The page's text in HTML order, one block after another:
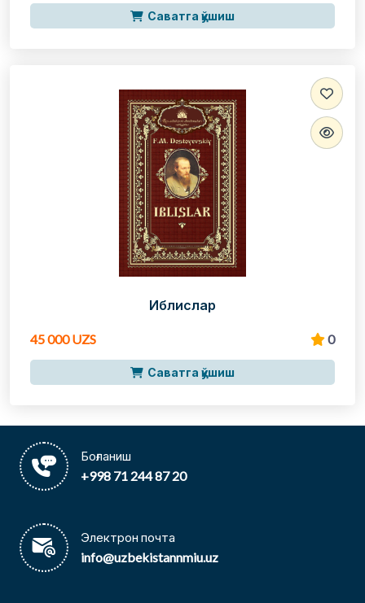
Саватга қўшиш
Иблислар
45 000 UZS 0
Саватга қўшиш
Боғланиш
+998 71 244 87 20
Электрон почта
info@uzbekistannmiu.uz